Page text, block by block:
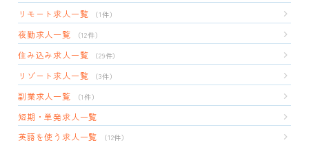
リモート求人一覧 （1件）
夜勤求人一覧 （12件）
住み込み求人一覧 （29件）
リゾート求人一覧 （3件）
副業求人一覧 （1件）
短期・単発求人一覧
英語を使う求人一覧
（12件）